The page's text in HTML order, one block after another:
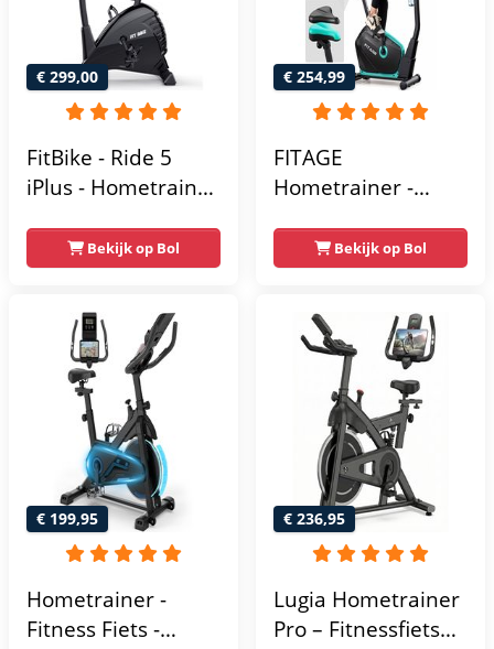
gebruikersgewicht
110 kg - Zwart en
Blauw
€ 299,00
FitBike - Ride 5
iPlus - Hometrainer
Trainingsprogramma's
- Hartslagsensoren
Bekijk op Bol
€ 254,99
FITAGE
Hometrainer -
Weerstandsniveaus
- Tablethouder
voor Bluetooth
Kinomap & Zwift -
Fiets Lage Instap,
Ergonomisch & Stil
- Hometrainers
Fitness voor Thuis
Bekijk op Bol
€ 199,95
Hometrainer -
Fitness Fiets -
€ 236,95
Lugia Hometrainer
Pro – Fitnessfiets